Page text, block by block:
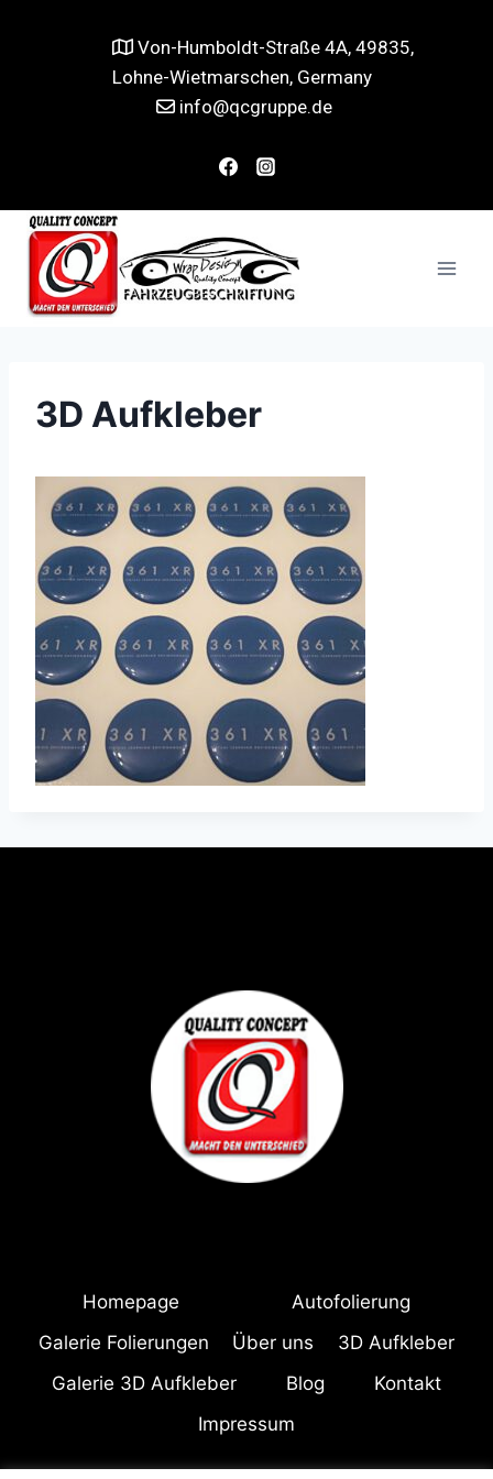
Von-Humboldt-Straße 4A, 49835,
Lohne-Wietmarschen, Germany
info@qcgruppe.de
3D Aufkleber
Homepage
Autofolierung
Galerie Folierungen
Über uns
3D Aufkleber
Galerie 3D Aufkleber
Blog
Kontakt
Impressum